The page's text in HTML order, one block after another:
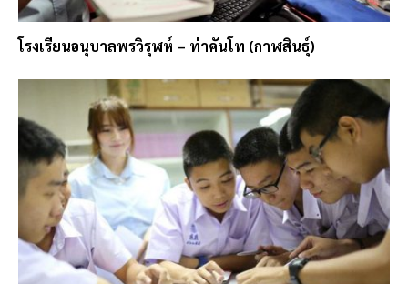
โรงเรียนอนุบาลพรวิรุฬห์ – ท่าคันโท (กาฬสินธุ์)